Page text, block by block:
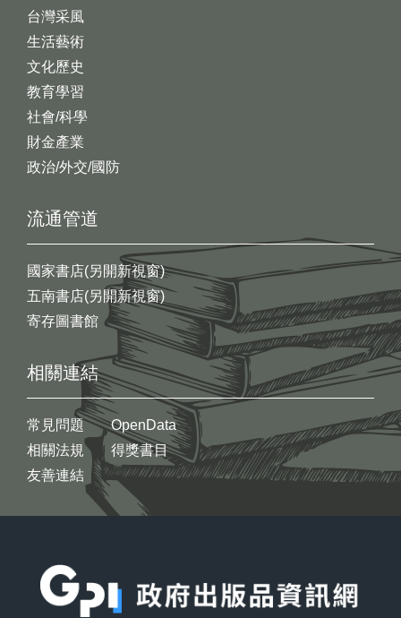
台灣采風
生活藝術
文化歷史
教育學習
社會/科學
財金產業
政治/外交/國防
流通管道
國家書店(另開新視窗)
五南書店(另開新視窗)
寄存圖書館
相關連結
常見問題
相關法規
友善連結
OpenData
得獎書目